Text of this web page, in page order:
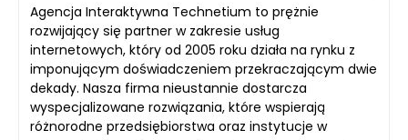
Agencja Interaktywna Technetium to prężnie
rozwijający się partner w zakresie usług
internetowych, który od 2005 roku działa na rynku z
imponującym doświadczeniem przekraczającym dwie
dekady. Nasza firma nieustannie dostarcza
wyspecjalizowane rozwiązania, które wspierają
różnorodne przedsiębiorstwa oraz instytucje w